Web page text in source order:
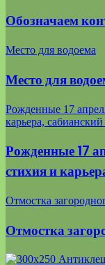
Обозначаем
Место для водоема
Место для
Рожденные 17
карьера,
Рожденные 17
стихия и
Отмостка
Отмостка